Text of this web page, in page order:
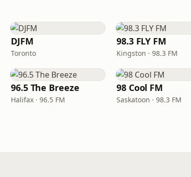
DJFM
Toronto
98.3 FLY FM
Kingston · 98.3 FM
96.5 The Breeze
Halifax · 96.5 FM
98 Cool FM
Saskatoon · 98.3 FM